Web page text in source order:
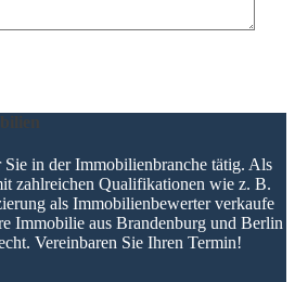
in der Immobilienbranche tätig. Als
zahlreichen Qualifikationen wie z. B.
als Immobilienbewerter verkaufe
Immobilie aus Brandenburg und Berlin
Vereinbaren Sie Ihren Termin!